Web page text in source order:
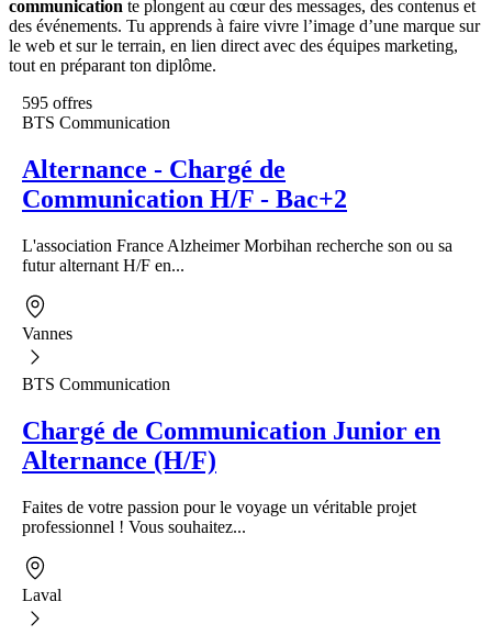
communication te plongent au cœur des messages, des contenus et
des événements. Tu apprends à faire vivre l’image d’une marque sur
le web et sur le terrain, en lien direct avec des équipes marketing,
tout en préparant ton diplôme.
595 offres
BTS Communication
Alternance - Chargé de
Communication H/F - Bac+2
L'association France Alzheimer Morbihan recherche son ou sa
futur alternant H/F en...
Vannes
BTS Communication
Chargé de Communication Junior en
Alternance (H/F)
Faites de votre passion pour le voyage un véritable projet
professionnel ! Vous souhaitez...
Laval